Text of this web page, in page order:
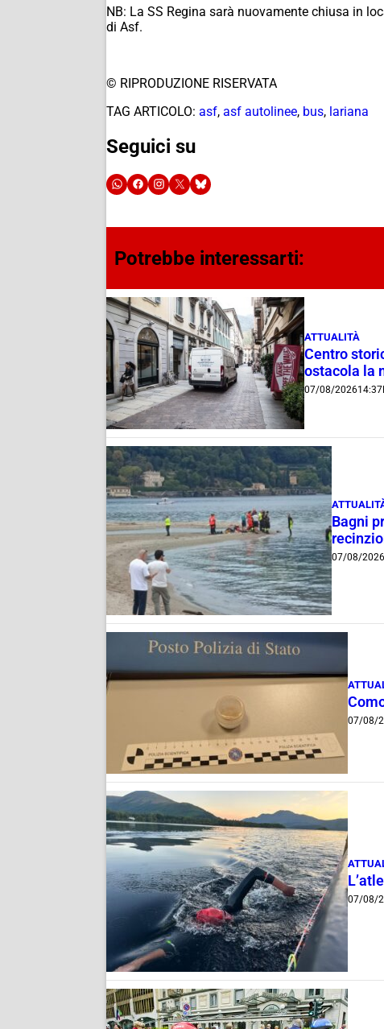
NB: La SS Regina sarà nuovamente chiusa in
di Asf.
© RIPRODUZIONE RISERVATA
TAG ARTICOLO: asf, asf autolinee, bus, lariana
Seguici su
Potrebbe interessarti:
ATTUALITÀ
Centro
ostacola la
07/08/202614:37
Bagni
07/08/2026
07/08/
07/08/